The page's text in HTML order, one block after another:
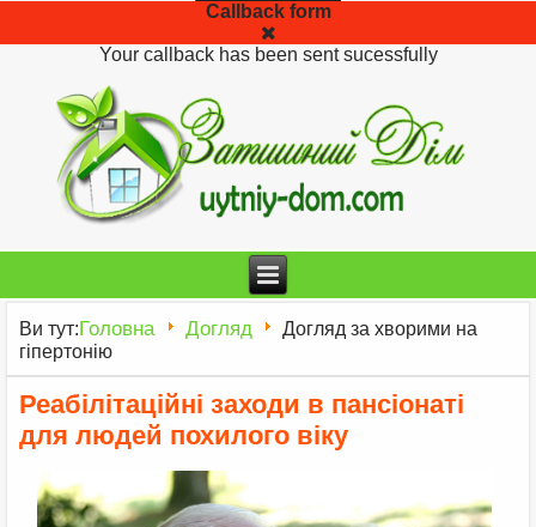
Callback form
Your callback has been sent sucessfully
Ви тут:Головна Догляд
Догляд за хворими на
гіпертонію
Реабілітаційні заходи в пансіонаті
для людей похилого віку